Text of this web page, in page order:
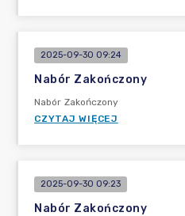
2025-09-30 09:24
Nabór Zakończony
Nabór Zakończony
CZYTAJ WIĘCEJ
2025-09-30 09:23
Nabór Zakończony